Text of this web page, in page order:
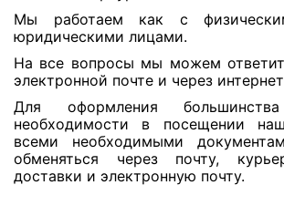
Мы работаем как с
юридическими лицами.
На все вопросы мы можем
электронной почте и через
Для оформления
необходимости в посещении
всеми необходимыми
обменяться через почту,
доставки и электронную почту.